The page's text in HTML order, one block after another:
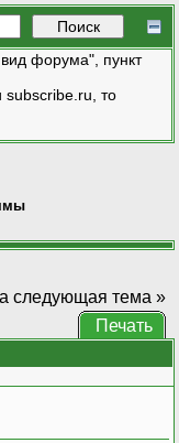
форума", пункт
то
следующая тема »
Печать